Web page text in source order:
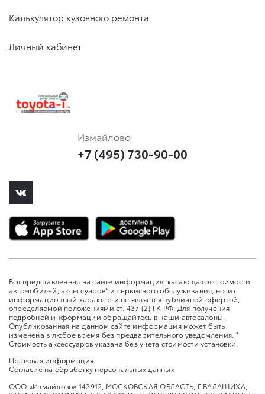
Калькулятор кузовного ремонта
Личный кабинет
Измайлово
+7 (495) 730-90-00
Вся представленная на сайте информация, касающаяся стоимости
автомобилей, аксессуаров* и сервисного обслуживания, носит
информационный характер и не является публичной офертой,
определяемой положениями ст. 437 (2) ГК РФ. Для получения
подробной информации обращайтесь в наши автосалоны.
Опубликованная на данном сайте информация может быть
изменена в любое время без предварительного уведомления. *
Стоимость аксессуаров указана без учета стоимости установки.
Правовая информация
Согласие на обработку персональных данных
ООО «Измайлово» 143912, МОСКОВСКАЯ ОБЛАСТЬ, Г БАЛАШИХА,